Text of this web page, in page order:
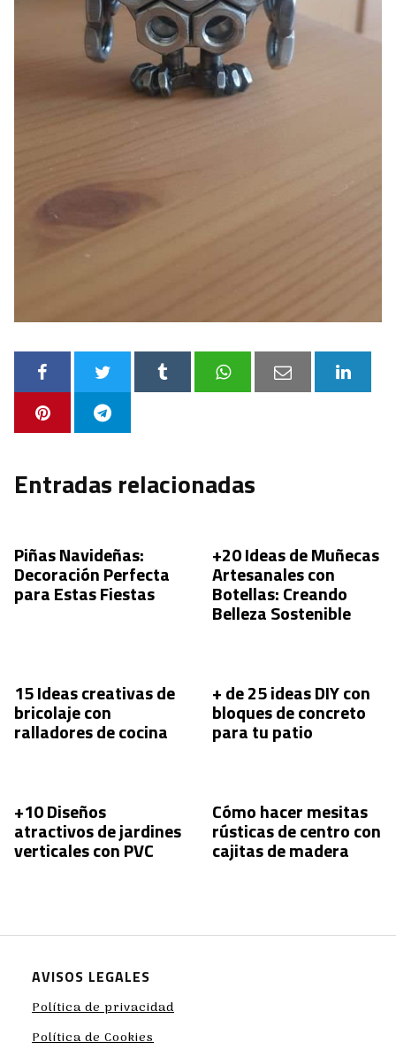
Entradas relacionadas
Piñas Navideñas:
Decoración Perfecta
para Estas Fiestas
+20 Ideas de Muñecas
Artesanales con
Botellas: Creando
Belleza Sostenible
15 Ideas creativas de
bricolaje con
ralladores de cocina
+ de 25 ideas DIY con
bloques de concreto
para tu patio
+10 Diseños
atractivos de jardines
verticales con PVC
Cómo hacer mesitas
rústicas de centro con
cajitas de madera
AVISOS LEGALES
Política de privacidad
Política de Cookies